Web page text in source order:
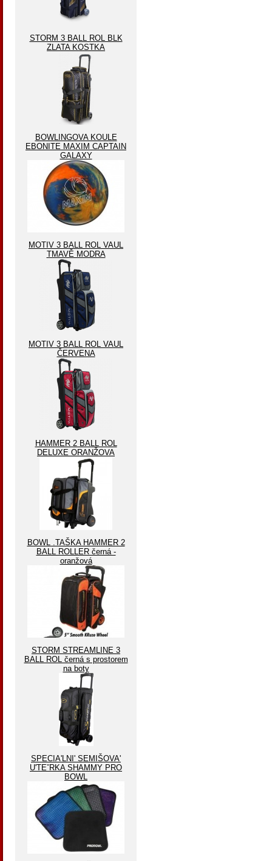
STORM 3 BALL ROL BLK
ZLATA KOSTKA
BOWLINGOVA KOULE
EBONITE MAXIM CAPTAIN
GALAXY
MOTIV 3 BALL ROL VAUL
TMAVĚ MODRA
MOTIV 3 BALL ROL VAUL
ČERVENA
HAMMER 2 BALL ROL
DELUXE ORANŽOVA
BOWL .TAŠKA HAMMER 2
BALL ROLLER černá -
oranžová
STORM STREAMLINE 3
BALL ROL černá s prostorem
na boty
SPECIA'LNI' SEMIŠOVA'
U'TEˇRKA SHAMMY PRO
BOWL